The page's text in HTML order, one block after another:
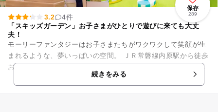
保存
289
3.2
4件
「スキッズガーデン」お子さまがひとりで遊びに来ても大丈
夫！
モーリーファンタジーはお子さまたちがワクワクして笑顔が生
まれるような、夢いっぱいの空間。 ＪＲ常磐線内原駅から徒歩
およそ１０分ほどで、お車でも常盤自動車道水戸インターから
続きをみる